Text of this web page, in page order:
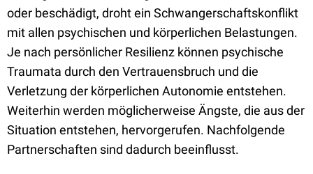
oder beschädigt, droht ein Schwangerschaftskonflikt
mit allen psychischen und körperlichen Belastungen.
Je nach persönlicher Resilienz können psychische
Traumata durch den Vertrauensbruch und die
Verletzung der körperlichen Autonomie entstehen.
Weiterhin werden möglicherweise Ängste, die aus der
Situation entstehen, hervorgerufen. Nachfolgende
Partnerschaften sind dadurch beeinflusst.